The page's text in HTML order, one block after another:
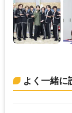
よく一緒に